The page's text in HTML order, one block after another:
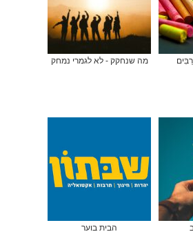
מה שנחקק - לא לגמרי נמחק
הבית בוער